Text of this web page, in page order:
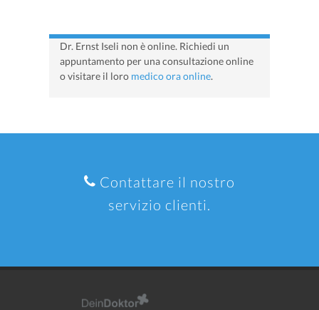
Dr. Ernst Iseli non è online. Richiedi un
appuntamento per una consultazione online
o visitare il loro medico ora online.
Contattare il nostro
servizio clienti.